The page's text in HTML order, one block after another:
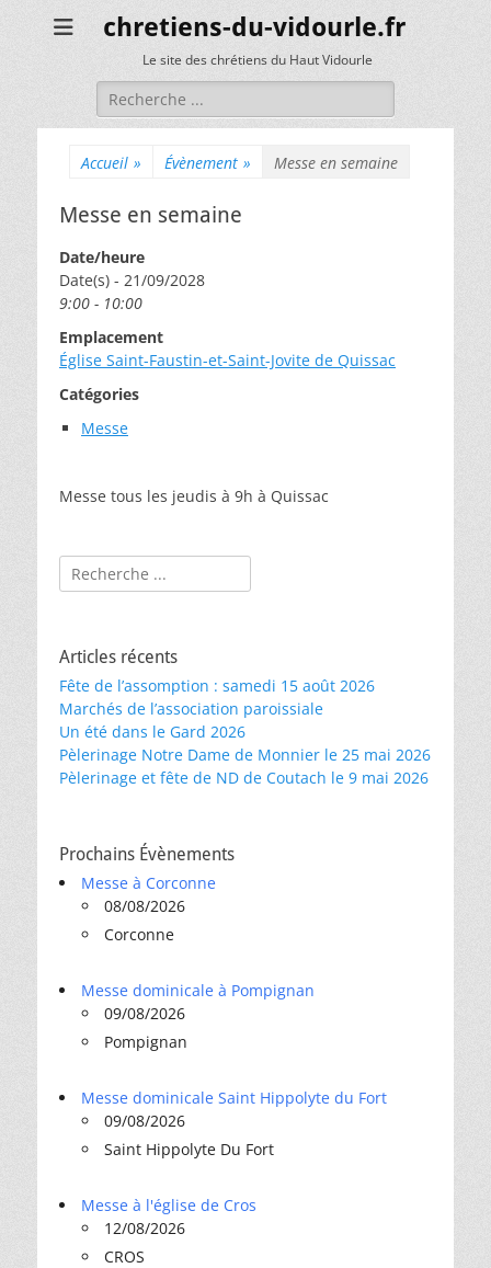
chretiens-du-vidourle.fr
Le site des chrétiens du Haut Vidourle
Rechercher :
Accueil » Évènement » Messe en semaine
Messe en semaine
Date/heure
Date(s) - 21/09/2028
9:00 - 10:00
Emplacement
Église Saint-Faustin-et-Saint-Jovite de Quissac
Catégories
Messe
Messe tous les jeudis à 9h à Quissac
Rechercher :
Articles récents
Fête de l’assomption : samedi 15 août 2026
Marchés de l’association paroissiale
Un été dans le Gard 2026
Pèlerinage Notre Dame de Monnier le 25 mai 2026
Pèlerinage et fête de ND de Coutach le 9 mai 2026
Prochains Évènements
Messe à Corconne
08/08/2026
Corconne
Messe dominicale à Pompignan
09/08/2026
Pompignan
Messe dominicale Saint Hippolyte du Fort
09/08/2026
Saint Hippolyte Du Fort
Messe à l'église de Cros
12/08/2026
CROS